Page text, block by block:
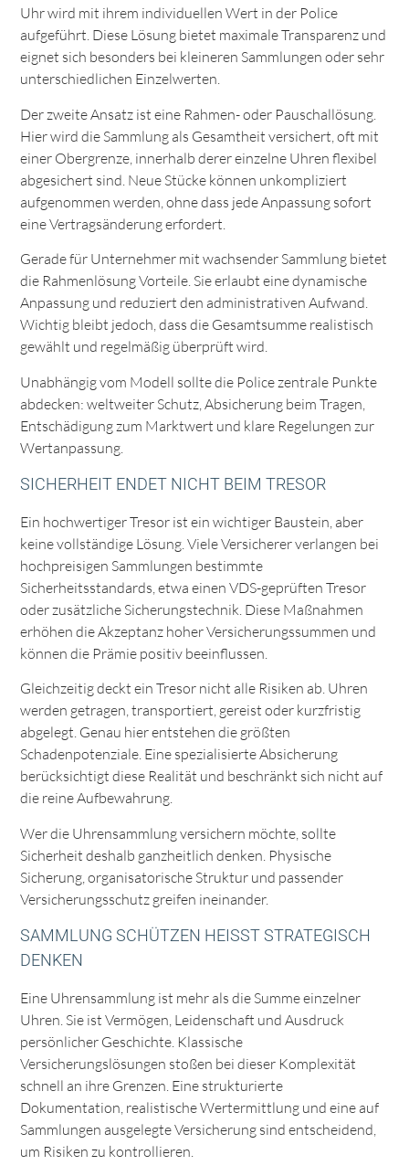
Uhr wird mit ihrem individuellen Wert in der Police
aufgeführt. Diese Lösung bietet maximale Transparenz und
eignet sich besonders bei kleineren Sammlungen oder sehr
unterschiedlichen Einzelwerten.
Der zweite Ansatz ist eine Rahmen- oder Pauschallösung.
Hier wird die Sammlung als Gesamtheit versichert, oft mit
einer Obergrenze, innerhalb derer einzelne Uhren flexibel
abgesichert sind. Neue Stücke können unkompliziert
aufgenommen werden, ohne dass jede Anpassung sofort
eine Vertragsänderung erfordert.
Gerade für Unternehmer mit wachsender Sammlung bietet
die Rahmenlösung Vorteile. Sie erlaubt eine dynamische
Anpassung und reduziert den administrativen Aufwand.
Wichtig bleibt jedoch, dass die Gesamtsumme realistisch
gewählt und regelmäßig überprüft wird.
Unabhängig vom Modell sollte die Police zentrale Punkte
abdecken: weltweiter Schutz, Absicherung beim Tragen,
Entschädigung zum Marktwert und klare Regelungen zur
Wertanpassung.
SICHERHEIT ENDET NICHT BEIM TRESOR
Ein hochwertiger Tresor ist ein wichtiger Baustein, aber
keine vollständige Lösung. Viele Versicherer verlangen bei
hochpreisigen Sammlungen bestimmte
Sicherheitsstandards, etwa einen VDS-geprüften Tresor
oder zusätzliche Sicherungstechnik. Diese Maßnahmen
erhöhen die Akzeptanz hoher Versicherungssummen und
können die Prämie positiv beeinflussen.
Gleichzeitig deckt ein Tresor nicht alle Risiken ab. Uhren
werden getragen, transportiert, gereist oder kurzfristig
abgelegt. Genau hier entstehen die größten
Schadenpotenziale. Eine spezialisierte Absicherung
berücksichtigt diese Realität und beschränkt sich nicht auf
die reine Aufbewahrung.
Wer die Uhrensammlung versichern möchte, sollte
Sicherheit deshalb ganzheitlich denken. Physische
Sicherung, organisatorische Struktur und passender
Versicherungsschutz greifen ineinander.
SAMMLUNG SCHÜTZEN HEISST STRATEGISCH D
ENKEN
Eine Uhrensammlung ist mehr als die Summe einzelner
Uhren. Sie ist Vermögen, Leidenschaft und Ausdruck
persönlicher Geschichte. Klassische
Versicherungslösungen stoßen bei dieser Komplexität
schnell an ihre Grenzen. Eine strukturierte
Dokumentation, realistische Wertermittlung und eine auf
Sammlungen ausgelegte Versicherung sind entscheidend,
um Risiken zu kontrollieren.